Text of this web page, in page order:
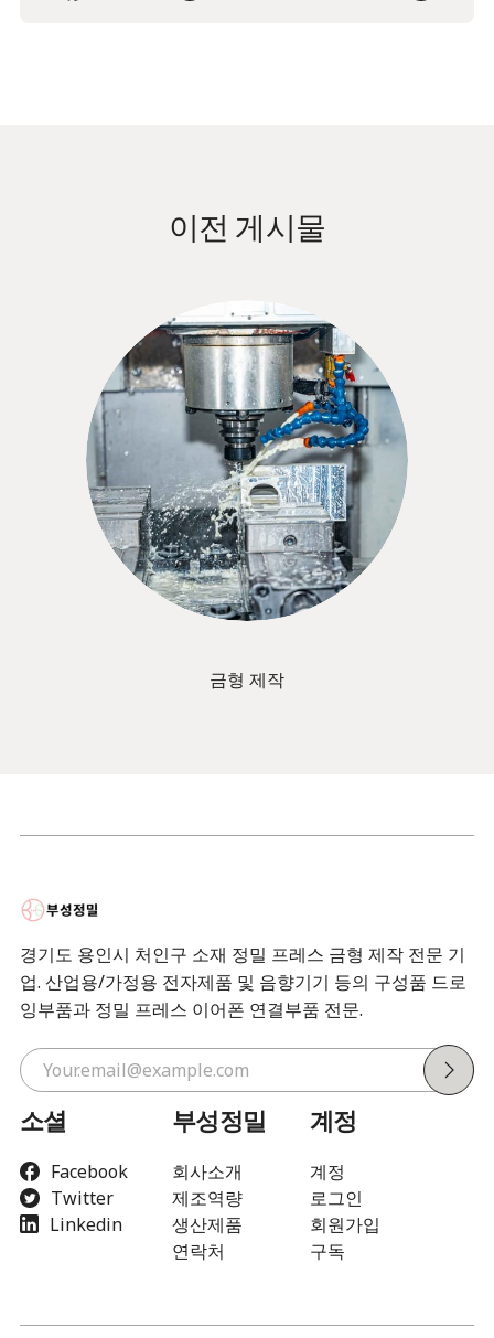
이전 게시물
금형 제작
경기도 용인시 처인구 소재 정밀 프레스 금형 제작 전문 기
업. 산업용/가정용 전자제품 및 음향기기 등의 구성품 드로
잉부품과 정밀 프레스 이어폰 연결부품 전문.
소셜
Facebook
Twitter
Linkedin
부성정밀
회사소개
제조역량
생산제품
연락처
계정
계정
로그인
회원가입
구독